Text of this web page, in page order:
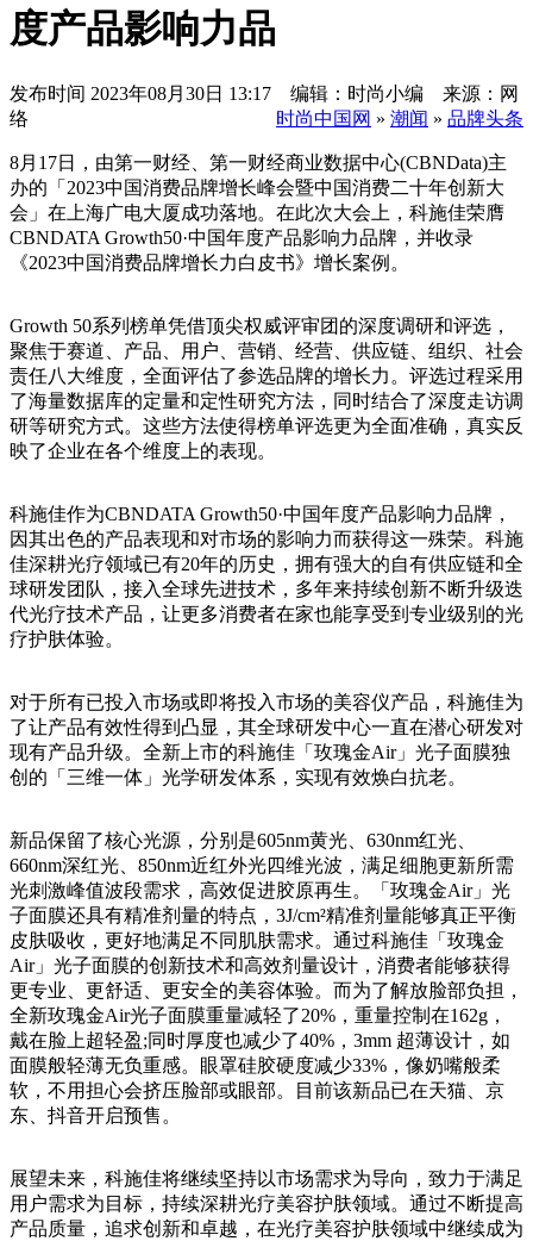
度产品影响力品
发布时间 2023年08月30日 13:17 编辑：时尚小编 来源：网
络
时尚中国网 » 潮闻 » 品牌头条
8月17日，由第一财经、第一财经商业数据中心(CBNData)主
办的「2023中国消费品牌增长峰会暨中国消费二十年创新大
会」在上海广电大厦成功落地。在此次大会上，科施佳荣膺
CBNDATA Growth50·中国年度产品影响力品牌，并收录
《2023中国消费品牌增长力白皮书》增长案例。
Growth 50系列榜单凭借顶尖权威评审团的深度调研和评选，
聚焦于赛道、产品、用户、营销、经营、供应链、组织、社会
责任八大维度，全面评估了参选品牌的增长力。评选过程采用
了海量数据库的定量和定性研究方法，同时结合了深度走访调
研等研究方式。这些方法使得榜单评选更为全面准确，真实反
映了企业在各个维度上的表现。
科施佳作为CBNDATA Growth50·中国年度产品影响力品牌，
因其出色的产品表现和对市场的影响力而获得这一殊荣。科施
佳深耕光疗领域已有20年的历史，拥有强大的自有供应链和全
球研发团队，接入全球先进技术，多年来持续创新不断升级迭
代光疗技术产品，让更多消费者在家也能享受到专业级别的光
疗护肤体验。
对于所有已投入市场或即将投入市场的美容仪产品，科施佳为
了让产品有效性得到凸显，其全球研发中心一直在潜心研发对
现有产品升级。全新上市的科施佳「玫瑰金Air」光子面膜独
创的「三维一体」光学研发体系，实现有效焕白抗老。
新品保留了核心光源，分别是605nm黄光、630nm红光、
660nm深红光、850nm近红外光四维光波，满足细胞更新所需
光刺激峰值波段需求，高效促进胶原再生。「玫瑰金Air」光
子面膜还具有精准剂量的特点，3J/cm²精准剂量能够真正平衡
皮肤吸收，更好地满足不同肌肤需求。通过科施佳「玫瑰金
Air」光子面膜的创新技术和高效剂量设计，消费者能够获得
更专业、更舒适、更安全的美容体验。而为了解放脸部负担，
全新玫瑰金Air光子面膜重量减轻了20%，重量控制在162g，
戴在脸上超轻盈;同时厚度也减少了40%，3mm 超薄设计，如
面膜般轻薄无负重感。眼罩硅胶硬度减少33%，像奶嘴般柔
软，不用担心会挤压脸部或眼部。目前该新品已在天猫、京
东、抖音开启预售。
展望未来，科施佳将继续坚持以市场需求为导向，致力于满足
用户需求为目标，持续深耕光疗美容护肤领域。通过不断提高
产品质量，追求创新和卓越，在光疗美容护肤领域中继续成为